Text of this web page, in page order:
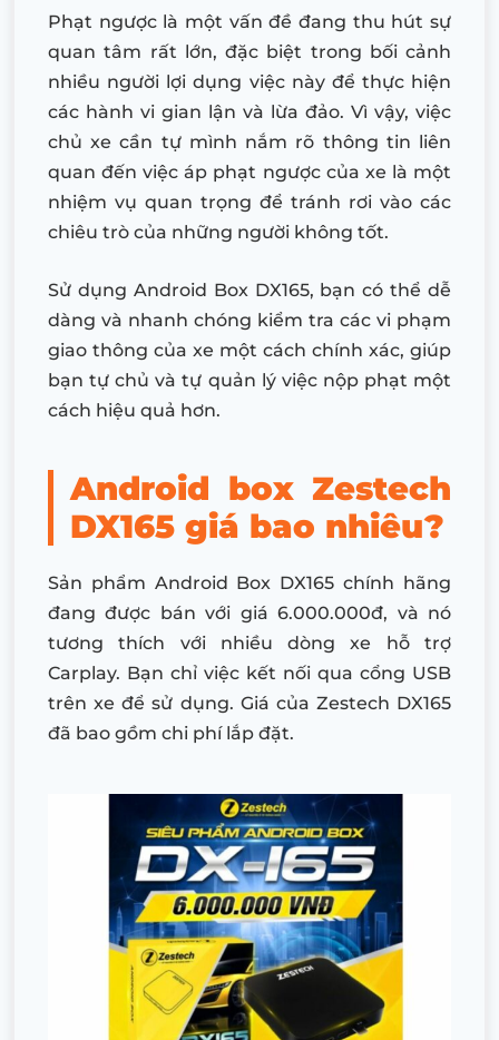
Phạt ngược là một vấn đề đang thu hút sự
quan tâm rất lớn, đặc biệt trong bối cảnh
nhiều người lợi dụng việc này để thực hiện
các hành vi gian lận và lừa đảo. Vì vậy, việc
chủ xe cần tự mình nắm rõ thông tin liên
quan đến việc áp phạt ngược của xe là một
nhiệm vụ quan trọng để tránh rơi vào các
chiêu trò của những người không tốt.
Sử dụng Android Box DX165, bạn có thể dễ
dàng và nhanh chóng kiểm tra các vi phạm
giao thông của xe một cách chính xác, giúp
bạn tự chủ và tự quản lý việc nộp phạt một
cách hiệu quả hơn.
Android box Zestech
DX165 giá bao nhiêu?
Sản phẩm Android Box DX165 chính hãng
đang được bán với giá 6.000.000đ, và nó
tương thích với nhiều dòng xe hỗ trợ
Carplay. Bạn chỉ việc kết nối qua cổng USB
trên xe để sử dụng. Giá của Zestech DX165
đã bao gồm chi phí lắp đặt.